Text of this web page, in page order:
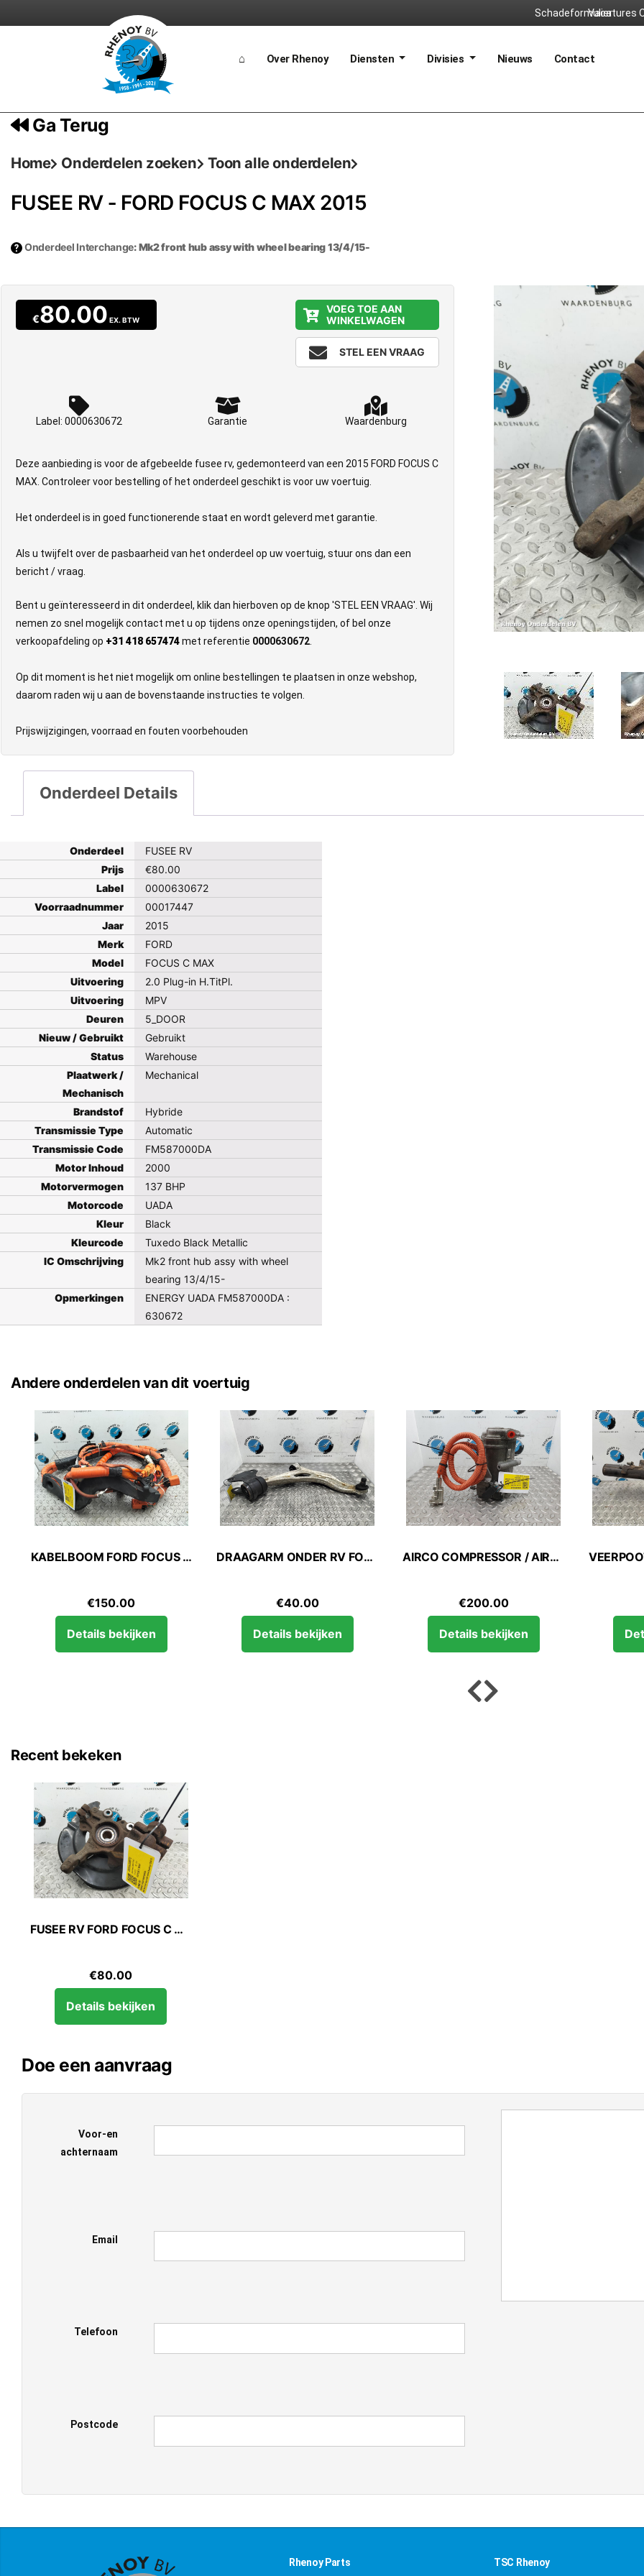
SchadeformulierVacatures
⌂ Over Rhenoy Diensten Divisies Nieuws Contact
Ga Terug
Home Onderdelen zoeken Toon alle onderdelen
FUSEE RV ‐ FORD FOCUS C MAX 2015
Onderdeel Interchange: Mk2 front hub assy with wheel bearing 13/4/15-
€80.00 EX. BTW
VOEG TOE AAN
WINKELWAGEN
STEL EEN VRAAG
Label: 0000630672 Garantie Waardenburg
Deze aanbieding is voor de afgebeelde fusee rv, gedemonteerd van een 2015 FORD FOCUS C
MAX. Controleer voor bestelling of het onderdeel geschikt is voor uw voertuig.
Het onderdeel is in goed functionerende staat en wordt geleverd met garantie.
Als u twijfelt over de pasbaarheid van het onderdeel op uw voertuig, stuur ons dan een
bericht / vraag.
Bent u geïnteresseerd in dit onderdeel, klik dan hierboven op de knop 'STEL EEN VRAAG'. Wij
nemen zo snel mogelijk contact met u op tijdens onze openingstijden, of bel onze
verkoopafdeling op +31 418 657474met referentie 0000630672
Op dit moment is het niet mogelijk om online bestellingen te plaatsen in onze webshop,
daarom raden wij u aan de bovenstaande instructies te volgen.
Prijswijzigingen, voorraad en fouten voorbehouden
Onderdeel Details
Onderdeel
FUSEE RV
Prijs
€80.00
Label
0000630672
Voorraadnummer
00017447
Jaar
2015
Merk
FORD
Model
FOCUS C MAX
Uitvoering
2.0 Plug-in H.TitPl.
Uitvoering
MPV
Deuren
5_DOOR
Nieuw / Gebruikt
Gebruikt
Status
Warehouse
Plaatwerk /
Mechanisch
Mechanical
Brandstof
Hybride
Transmissie Type
Automatic
Transmissie Code
FM587000DA
Motor Inhoud
2000
Motorvermogen
137 BHP
Motorcode
UADA
Kleur
Black
Kleurcode
Tuxedo Black Metallic
IC Omschrijving
Mk2 front hub assy with wheel
bearing 13/4/15-
Opmerkingen
ENERGY UADA FM587000DA :
630672
Andere onderdelen van dit voertuig
KABELBOOM FORD FOCUS C MAX 2015
€150.00
Details bekijken
DRAAGARM ONDER RV FORD FOCUS C MAX 2015
€40.00
Details bekijken
AIRCO COMPRESSOR / AIRCOPOMP FORD FOCUS C MAX 2015
€200.00
Details bekijken
Recent bekeken
FUSEE RV FORD FOCUS C MAX 2015
€80.00
Details bekijken
Doe een aanvraag
Voor-en
achternaam
Email
Telefoon
Postcode
Rhenoy Parts TSC Rhenoy